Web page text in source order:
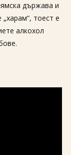
държава и
тоест е
алкохол